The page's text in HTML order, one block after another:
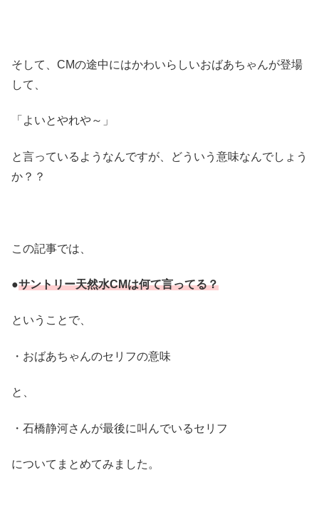
そして、CMの途中にはかわいらしいおばあちゃんが登場
して、
「よいとやれや～」
と言っているようなんですが、どういう意味なんでしょう
か？？
この記事では、
●サントリー天然水CMは何て言ってる？
ということで、
・おばあちゃんのセリフの意味
と、
・石橋静河さんが最後に叫んでいるセリフ
についてまとめてみました。